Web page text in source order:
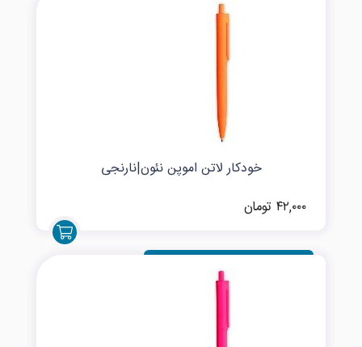
خودکار لاتن اموپن نئون|نارنجی
۴۲,۰۰۰ تومان